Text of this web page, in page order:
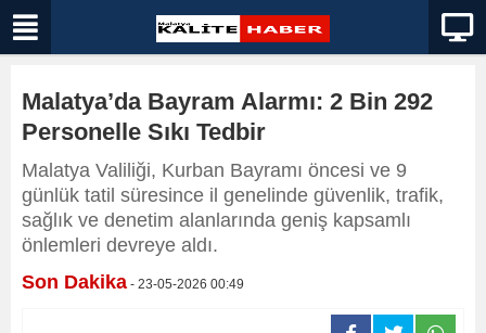
Malatya’da Bayram Alarmı: 2 Bin 292
Personelle Sıkı Tedbir
Malatya Valiliği, Kurban Bayramı öncesi ve 9
günlük tatil süresince il genelinde güvenlik, trafik,
sağlık ve denetim alanlarında geniş kapsamlı
önlemleri devreye aldı.
Son Dakika - 23-05-2026 00:49